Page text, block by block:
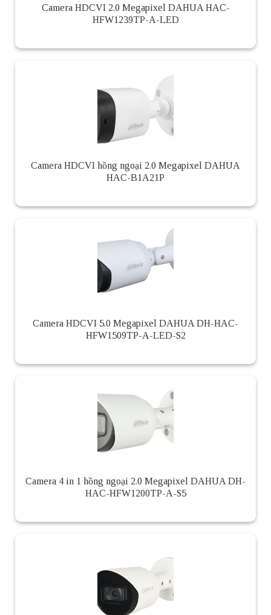
Camera HDCVI 2.0 Megapixel DAHUA HAC-
HFW1239TP-A-LED
Camera HDCVI hồng ngoại 2.0 Megapixel DAHUA
HAC-B1A21P
Camera HDCVI 5.0 Megapixel DAHUA DH-HAC-
HFW1509TP-A-LED-S2
Camera 4 in 1 hồng ngoại 2.0 Megapixel DAHUA DH-
HAC-HFW1200TP-A-S5